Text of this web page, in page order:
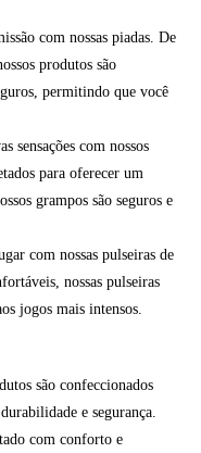
com nossas piadas. De
produtos são
permitindo que você
sensações com nossos
para oferecer um
grampos são seguros e
com nossas pulseiras de
nossas pulseiras
jogos mais intensos.
são confeccionados
e segurança.
com conforto e